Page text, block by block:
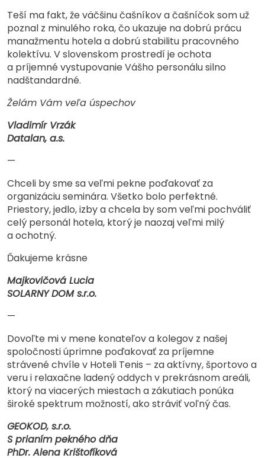
Teší ma fakt, že väčšinu čašníkov a čašníčok som už
poznal z minulého roka, čo ukazuje na dobrú prácu
manažmentu hotela a dobrú stabilitu pracovného
kolektívu. V slovenskom prostredí je ochota
a príjemné vystupovanie Vášho personálu silno
nadštandardné.
Želám Vám veľa úspechov
Vladimír Vrzák
Datalan, a.s.
—
Chceli by sme sa veľmi pekne poďakovať za
organizáciu seminára. Všetko bolo perfektné.
Priestory, jedlo, izby a chcela by som veľmi pochváliť
celý personál hotela, ktorý je naozaj veľmi milý
a ochotný.
Ďakujeme krásne
Majkovičová Lucia
SOLARNY DOM s.r.o.
—
Dovoľte mi v mene konateľov a kolegov z našej
spoločnosti úprimne poďakovať za príjemne
strávené chvíle v Hoteli Tenis – za aktívny, športovo a
veru i relaxačne ladený oddych v prekrásnom areáli,
ktorý na viacerých miestach a zákutiach ponúka
široké spektrum možností, ako stráviť voľný čas.
GEOKOD, s.r.o.
S prianím pekného dňa
PhDr. Alena Krištofíková